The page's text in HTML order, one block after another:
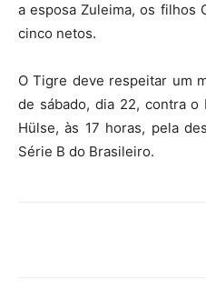
a esposa Zuleima, os filhos
cinco netos.
O Tigre deve respeitar um
de sábado, dia 22, contra
Hülse, às 17 horas, pela
Série B do Brasileiro.